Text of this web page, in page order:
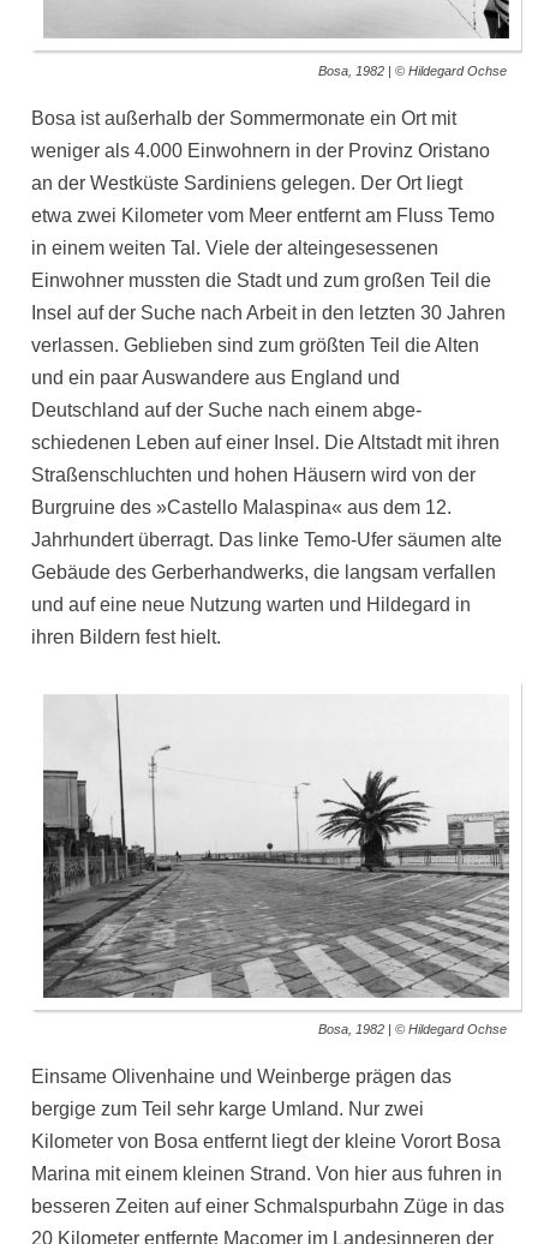
Bosa, 1982 | © Hildegard Ochse
Bosa ist außerhalb der Sommermonate ein Ort mit
weniger als 4.000 Einwohnern in der Provinz Oristano
an der Westküste Sardiniens gelegen. Der Ort liegt
etwa zwei Kilo­meter vom Meer entfernt am Fluss Temo
in einem weiten Tal. Viele der alteingesessenen
Einwohner mussten die Stadt und zum großen Teil die
Insel auf der Suche nach Arbeit in den letzten 30 Jahren
verlassen. Ge­blieben sind zum größten Teil die Alten
und ein paar Aus­wandere aus England und
Deutschland auf der Suche nach einem abge­
schiedenen Leben auf einer Insel. Die Altstadt mit ihren
Straßen­schluchten und hohen Häusern wird von der
Burgruine des »Castello Ma­laspina« aus dem 12.
Jahrhundert überragt. Das linke Temo-Ufer säu­men alte
Gebäude des Gerberhandwerks, die langsam verfallen
und auf eine neue Nutzung warten und Hildegard in
ihren Bildern fest hielt.
Bosa, 1982 | © Hildegard Ochse
Einsame Olivenhaine und Weinberge prä­gen das
bergige zum Teil sehr karge Umland. Nur zwei
Kilometer von Bosa entfernt liegt der kleine Vorort Bosa
Marina mit einem kleinen Strand. Von hier aus fuhren in
besseren Zeiten auf einer Schmalspurbahn Züge in das
20 Kilometer entfernte Macomer im Landes­inneren der